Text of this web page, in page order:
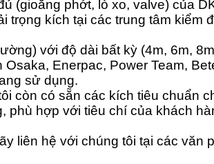
(gioăng phớt, lò xo, valve) của
trọng kích tại các trung tâm kiểm
với độ dài bất kỳ (4m, 6m,
Enerpac, Power Team,
sử dụng.
còn có sẵn các kích tiêu chuẩn
phù hợp với tiêu chí của khách
liên hệ với chúng tôi tại các văn